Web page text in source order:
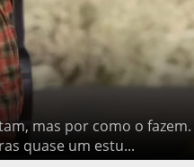
por como o fazem. Paul
estu...